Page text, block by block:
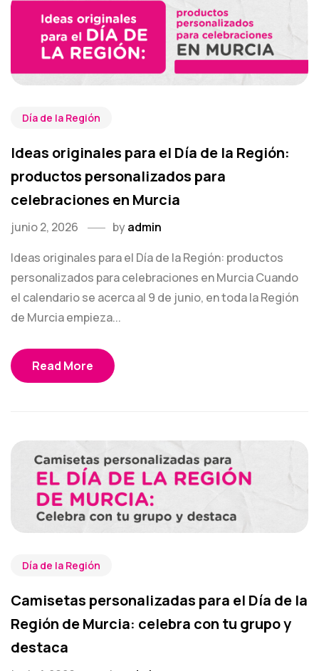
Día de la Región
Ideas originales para el Día de la Región:
productos personalizados para
celebraciones en Murcia
junio 2, 2026 byadmin
Ideas originales para el Día de la Región: productos
personalizados para celebraciones en Murcia Cuando
el calendario se acerca al 9 de junio, en toda la Región
de Murcia empieza...
Read More
Día de la Región
Camisetas personalizadas para el Día de la
Región de Murcia: celebra con tu grupo y
destaca